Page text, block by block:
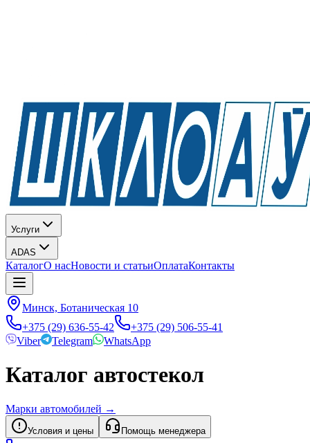
Услуги
ADAS
КаталогО насНовости и статьиОплатаКонтакты
Минск, Ботаническая 10
+375 (29) 636-55-42
+375 (29) 506-55-41
Viber
Telegram WhatsApp
Каталог автостекол
Марки автомобилей →
Условия и цены Помощь менеджера